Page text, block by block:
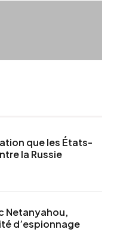
que les États-
la Russie
Netanyahou,
d’espionnage